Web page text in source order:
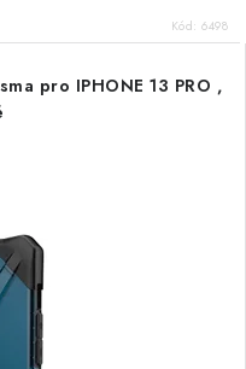
Kód: 6498
pro IPHONE 13 PRO ,